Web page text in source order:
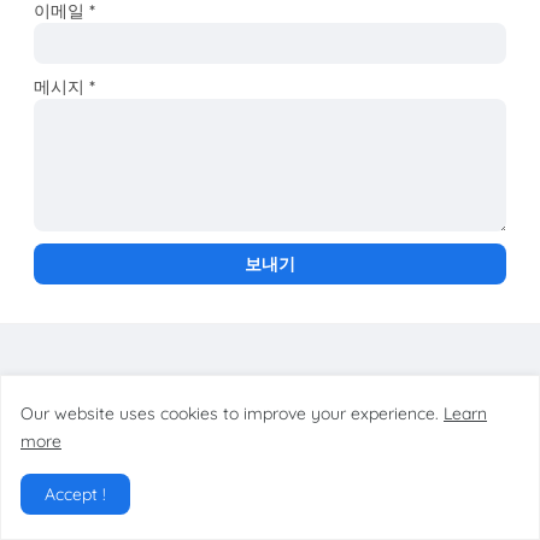
이메일*
메시지*
Our website uses cookies to improve your experience. Learn
more
Accept !